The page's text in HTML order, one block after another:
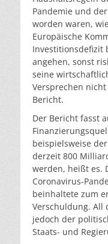
Pandemie und
worden waren,
Europäische
Investitionsdefizit
angehen, sonst
seine
Versprechen
Bericht.
Der Bericht fasst
beispielsweise
derzeit 800
werden, heißt es.
Coronavirus-
beinhaltete zum
Verschuldung. All
jedoch der
Staats- und